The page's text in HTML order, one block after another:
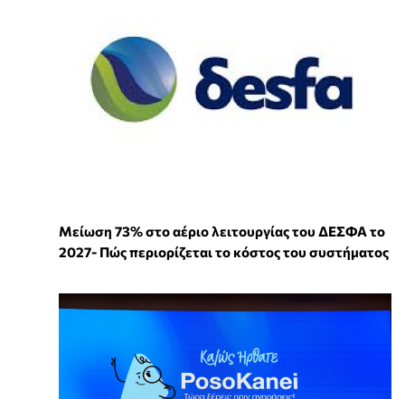
Μείωση 73% στο αέριο λειτουργίας του ΔΕΣΦΑ το
2027- Πώς περιορίζεται το κόστος του συστήματος